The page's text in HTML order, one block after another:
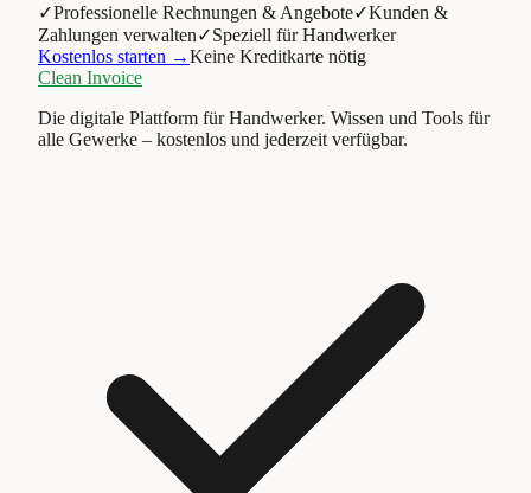
✓Professionelle Rechnungen & Angebote✓Kunden &
Zahlungen verwalten✓Speziell für Handwerker
Kostenlos starten →Keine Kreditkarte nötig
Clean Invoice
Die digitale Plattform für Handwerker. Wissen und Tools für
alle Gewerke – kostenlos und jederzeit verfügbar.